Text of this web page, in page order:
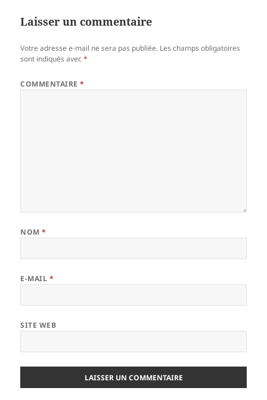
Laisser un commentaire
Votre adresse e-mail ne sera pas publiée. Les champs obligatoires
sont indiqués avec*
COMMENTAIRE*
NOM*
E-MAIL *
SITE WEB